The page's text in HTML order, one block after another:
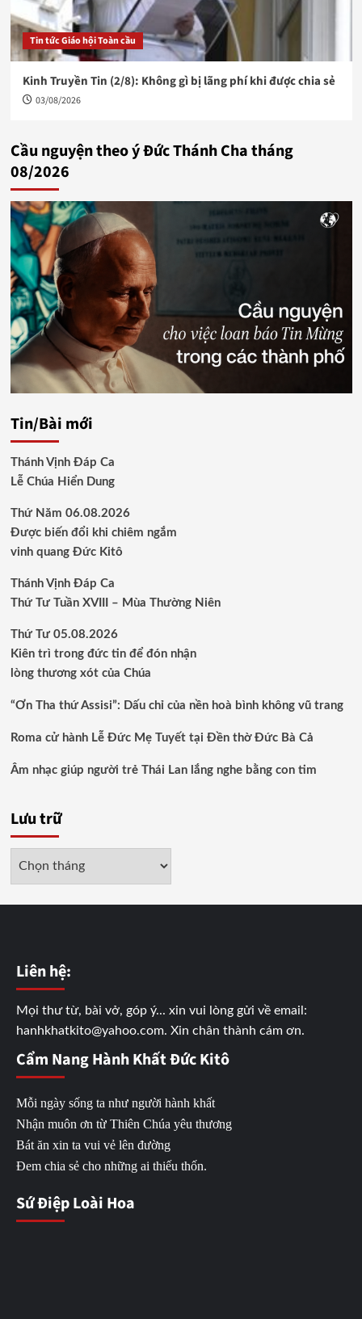
Tin tức Giáo hội Toàn cầu
Kinh Truyền Tin (2/8): Không gì bị lãng phí khi được chia sẻ
03/08/2026
Cầu nguyện theo ý Đức Thánh Cha tháng
08/2026
Tin/Bài mới
Thánh Vịnh Đáp Ca
Lễ Chúa Hiển Dung
Thứ Năm 06.08.2026
Được biến đổi khi chiêm ngắm
vinh quang Đức Kitô
Thánh Vịnh Đáp Ca
Thứ Tư Tuần XVIII – Mùa Thường Niên
Thứ Tư 05.08.2026
Kiên trì trong đức tin để đón nhận
lòng thương xót của Chúa
“Ơn Tha thứ Assisi”: Dấu chỉ của nền hoà bình không vũ trang
Roma cử hành Lễ Đức Mẹ Tuyết tại Đền thờ Đức Bà Cả
Âm nhạc giúp người trẻ Thái Lan lắng nghe bằng con tim
Lưu trữ
Liên hệ:
Mọi thư từ, bài vở, góp ý... xin vui lòng gửi về email:
hanhkhatkito@yahoo.com. Xin chân thành cám ơn.
Cẩm Nang Hành Khất Đức Kitô
Mỗi ngày sống ta như người hành khất
Nhận muôn ơn từ Thiên Chúa yêu thương
Bát ăn xin ta vui vẻ lên đường
Đem chia sẻ cho những ai thiếu thốn.
Sứ Điệp Loài Hoa